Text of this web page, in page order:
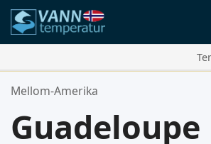
Dine Favorittsteder:
Mellom-Amerika
Guadeloupe